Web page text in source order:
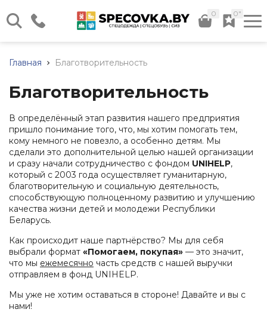
Пн - Чт: 08:30 - 17:00 Пт:
+375 (17) 320-41-40
+375 (44) 724-29-59
+375 (29) 566-24-36
+375 (44) 736-29-59
Заказать звонок
info@specovka.by
Все контакты
0 0"
Каталог нашей продукции
Весь каталог
Спецодежда
Летняя
спецодежда
Зимняя
спецодежда
Халаты
Трикотаж
Сигнальная
одежда
Влагозащитная
Обувь
рабочая
Летняя
обувь
Зимняя
Резиновые
сапоги
(ПВХ)
Обувь
для
Средства
индивидуальной
защиты
(СИЗ)
Средства
защиты
Средства
защиты
глаз
защиты
Прочие
товары
Хозяйственный
инвентарь
Бытовая
Хозяйственные
ткани
Ткани
услуги
Доставка
Подбор
СИЗ
нормам
Нанесение
логотипа
Главная Благотворительность
Благотворительность
В определённый этап развития нашего предприятия
пришло понимание того, что, мы хотим помогать тем,
кому немного не повезло, а особенно детям. Мы
сделали это дополнительной целью нашей организации
и сразу начали сотрудничество с фондом UNIHELP,
который с 2003 года осуществляет гуманитарную,
благотворительную и социальную деятельность,
способствующую полноценному развитию и улучшению
качества жизни детей и молодежи Республики
Беларусь.
Как происходит наше партнёрство? Мы для себя
выбрали формат «Помогаем, покупая» — это значит,
что мы ежемесячно часть средств с нашей выручки
отправляем в фонд UNIHELP.
Мы уже не хотим оставаться в стороне! Давайте и вы с
нами!